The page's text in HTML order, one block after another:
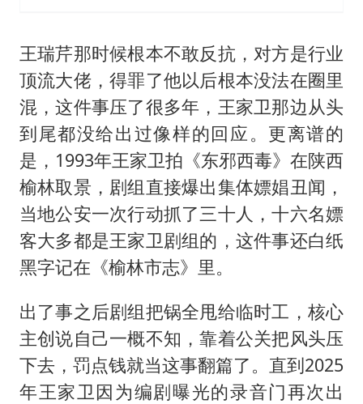
王瑞芹那时候根本不敢反抗，对方是行业
顶流大佬，得罪了他以后根本没法在圈里
混，这件事压了很多年，王家卫那边从头
到尾都没给出过像样的回应。更离谱的
是，1993年王家卫拍《东邪西毒》在陕西
榆林取景，剧组直接爆出集体嫖娼丑闻，
当地公安一次行动抓了三十人，十六名嫖
客大多都是王家卫剧组的，这件事还白纸
黑字记在《榆林市志》里。
出了事之后剧组把锅全甩给临时工，核心
主创说自己一概不知，靠着公关把风头压
下去，罚点钱就当这事翻篇了。直到2025
年王家卫因为编剧曝光的录音门再次出